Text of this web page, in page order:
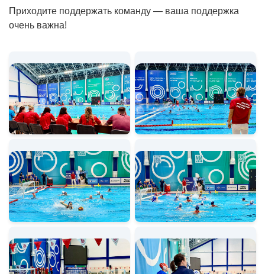
Приходите поддержать команду — ваша поддержка
очень важна!